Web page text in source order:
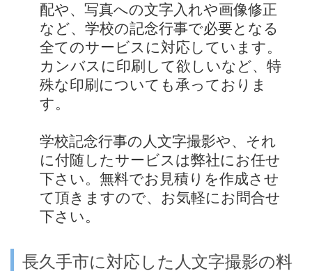
配や、写真への文字入れや画像修正
など、学校の記念行事で必要となる
全てのサービスに対応しています。
カンバスに印刷して欲しいなど、特
殊な印刷についても承っておりま
す。
学校記念行事の人文字撮影や、それ
に付随したサービスは弊社にお任せ
下さい。無料でお見積りを作成させ
て頂きますので、お気軽にお問合せ
下さい。
長久手市に対応した人文字撮影の料